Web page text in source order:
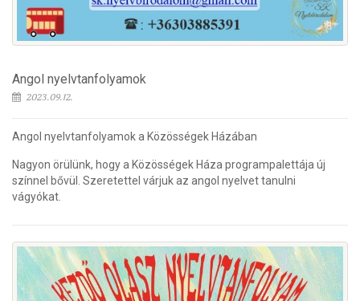
Angol nyelvtanfolyamok
2023.09.12.
Angol nyelvtanfolyamok a Közösségek Házában
Nagyon örülünk, hogy a Közösségek Háza programpalettája új
színnel bővül. Szeretettel várjuk az angol nyelvet tanulni
vágyókat.